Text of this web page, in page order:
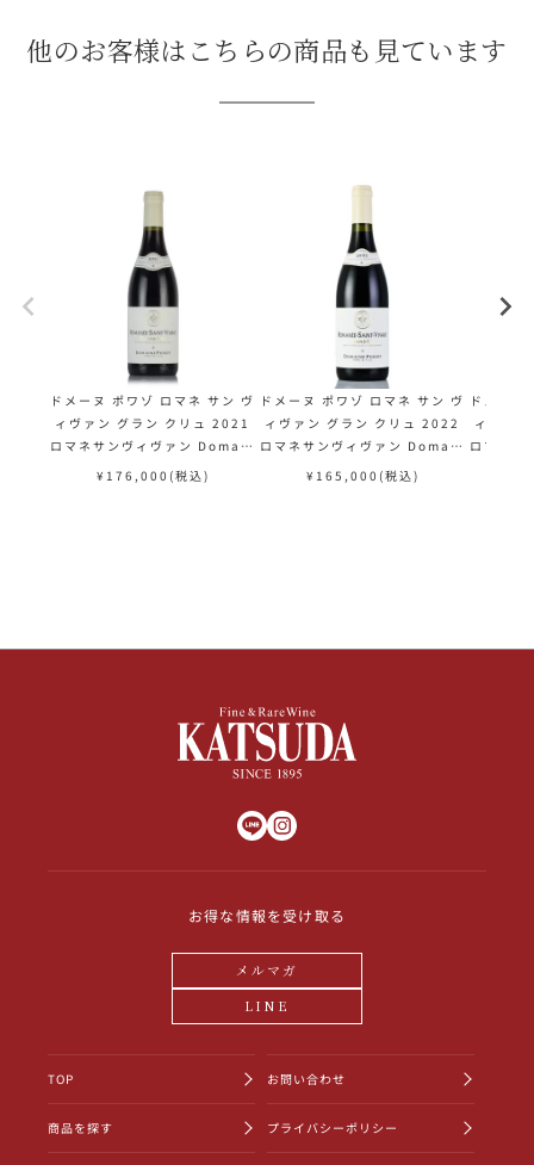
他のお客様はこちらの商品も見ています
ドメーヌ ポワゾ ロマネ サン ヴ
ィヴァン グラン クリュ 2021
ロマネサンヴィヴァン Domain
e Poisot Romanee St.Vivan
¥ 176,000 (税込)
ドメーヌ ポワゾ ロマネ サン ヴ
ィヴァン グラン クリュ 2022
ロマネサンヴィヴァン Domain
e Poisot Romanee St.Vivan
¥ 165,000 (税込)
ドメー
ィヴァ
ロマネ
お得な情報を受け取る
メルマガ
LINE
TOP
商品を探す
お問い合わせ
プライバシーポリシー